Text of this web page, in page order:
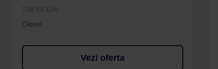
TVA INCLUS
Diesel
Vezi oferta